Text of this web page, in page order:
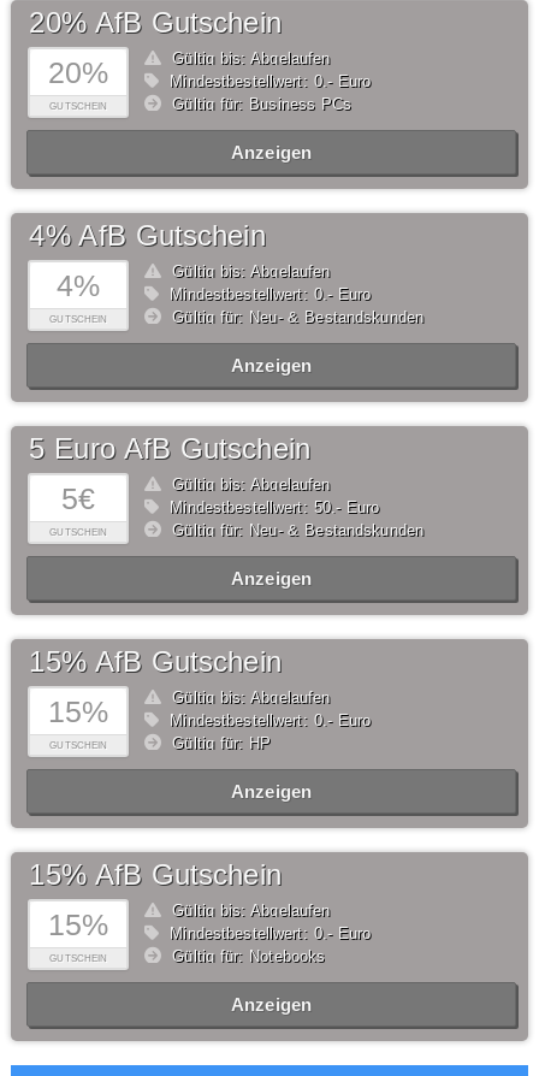
20%
GUTSCHEIN
20% AfB Gutschein
Gültig bis: Abgelaufen
Mindestbestellwert: 0,- Euro
Gültig für: Business PCs
Anzeigen
4%
GUTSCHEIN
4% AfB Gutschein
Gültig bis: Abgelaufen
Mindestbestellwert: 0,- Euro
Gültig für: Neu- & Bestandskunden
Anzeigen
5€
GUTSCHEIN
5 Euro AfB Gutschein
Gültig bis: Abgelaufen
Mindestbestellwert: 50,- Euro
Gültig für: Neu- & Bestandskunden
Anzeigen
15%
GUTSCHEIN
15% AfB Gutschein
Gültig bis: Abgelaufen
Mindestbestellwert: 0,- Euro
Gültig für: HP
Anzeigen
15%
GUTSCHEIN
15% AfB Gutschein
Gültig bis: Abgelaufen
Mindestbestellwert: 0,- Euro
Gültig für: Notebooks
Anzeigen